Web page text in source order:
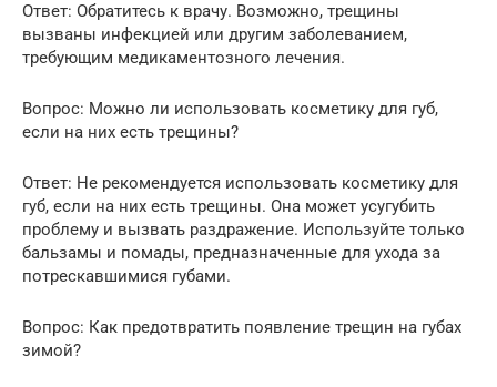
Ответ: Обратитесь к врачу. Возможно, трещины
вызваны инфекцией или другим заболеванием,
требующим медикаментозного лечения.
Вопрос: Можно ли использовать косметику для губ,
если на них есть трещины?
Ответ: Не рекомендуется использовать косметику для
губ, если на них есть трещины. Она может усугубить
проблему и вызвать раздражение. Используйте только
бальзамы и помады, предназначенные для ухода за
потрескавшимися губами.
Вопрос: Как предотвратить появление трещин на губах
зимой?